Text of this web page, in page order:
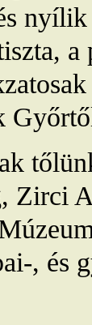
a
Zirci
, és